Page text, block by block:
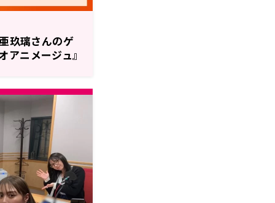
玖璃さんのゲ
アニメージュ』